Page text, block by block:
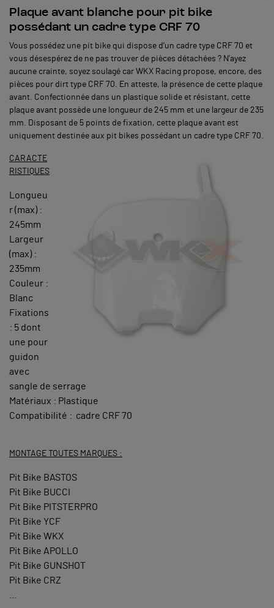
Plaque avant blanche pour pit bike
possédant un cadre type CRF 70
Vous possédez une pit bike qui dispose d’un cadre type CRF 70 et
vous désespérez de ne pas trouver de pièces détachées ? N’ayez
aucune crainte, soyez soulagé car WKX Racing propose, encore, des
pièces pour dirt type CRF 70. En atteste, la présence de cette plaque
avant. Confectionnée dans un plastique solide et résistant, cette
plaque avant possède une longueur de 245 mm et une largeur de 235
mm. Disposant de 5 points de fixation, cette plaque avant est
uniquement destinée aux pit bikes possédant un cadre type CRF 70.
CARACTE
RISTIQUES
Longueu
r (max) :
245mm
Largeur
(max) :
235mm
Couleur :
Blanc
Fixations
: 5 dont
une pour
guidon
avec
sangle de serrage
Matériaux : Plastique
Compatibilité : cadre CRF 70
MONTAGE TOUTES MARQUES :
Pit Bike BASTOS
Pit Bike BUCCI
Pit Bike PITSTERPRO
Pit Bike YCF
Pit Bike WKX
Pit Bike APOLLO
Pit Bike GUNSHOT
Pit Bike CRZ